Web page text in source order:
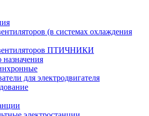
(в системах охлаждения
ПТИЧНИКИ
для электродвигателя